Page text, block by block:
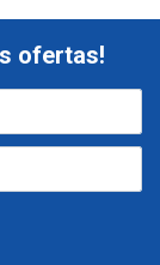
ofertas!